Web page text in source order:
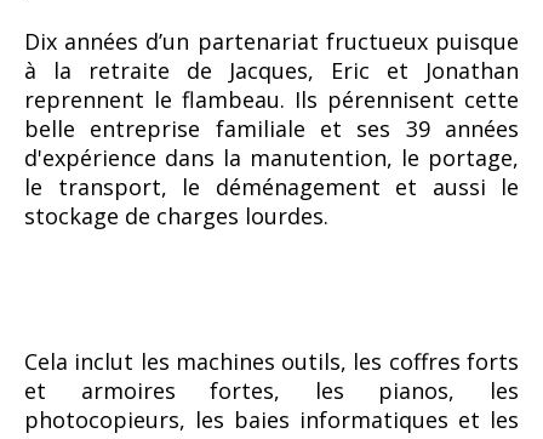
Dix années d’un partenariat fructueux puisque
à la retraite de Jacques, Eric et Jonathan
reprennent le flambeau. Ils pérennisent cette
belle entreprise familiale et ses 39 années
d'expérience dans la manutention, le portage,
le transport, le déménagement et aussi le
stockage de charges lourdes.
Cela inclut les machines outils, les coffres forts
et armoires fortes, les pianos, les
photocopieurs, les baies informatiques et les